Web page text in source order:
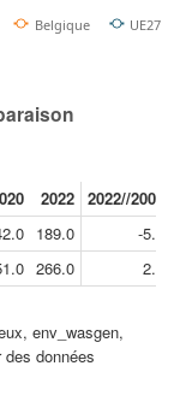
Belgique UE27
2022 2022//2004
189.0
-5.2
266.0
2.0
env_wasgen,
données